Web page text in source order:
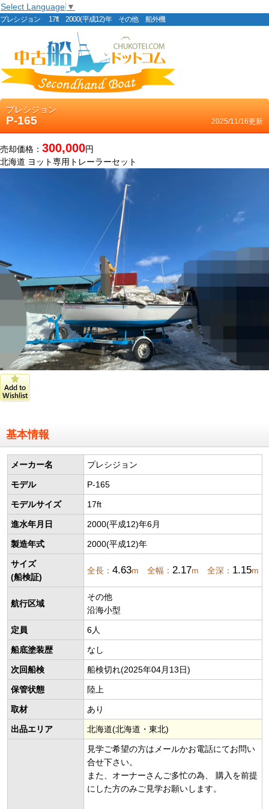
Select Language ▼
プレシジョン 17ft 2000(平成12)年 その他 船外機
プレシジョン
P-165 2025/11/16更新
売却価格： 300,000円
北海道 ヨット専用トレーラーセット
基本情報
メーカー名 プレシジョン
モデル P-165
モデルサイズ 17ft
進水年月日 2000(平成12)年6月
製造年式 2000(平成12)年
サイズ
(船検証)
全長： 4.63m 全幅： 2.17m 全深： 1.15m
航行区域
その他
沿海小型
定員 6人
船底塗装歴 なし
次回船検 船検切れ(2025年04月13日)
保管状態 陸上
取材 あり
出品エリア 北海道(北海道・東北)
見学ご希望の方はメールかお電話にてお問い
合せ下さい。
また、オーナーさんご多忙の為、 購入を前提
にした方のみご見学お願いします。